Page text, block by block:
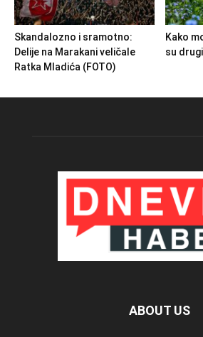
Skandalozno i sramotno:
Delije na Marakani veličale
Ratka Mladića (FOTO)
Kako
su
ABOUT US